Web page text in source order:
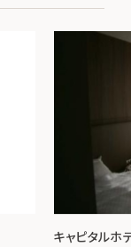
キャピタルホ